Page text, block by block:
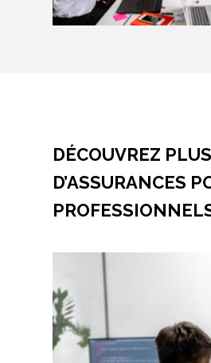
DÉCOUVREZ PLUS
D’ASSURANCES